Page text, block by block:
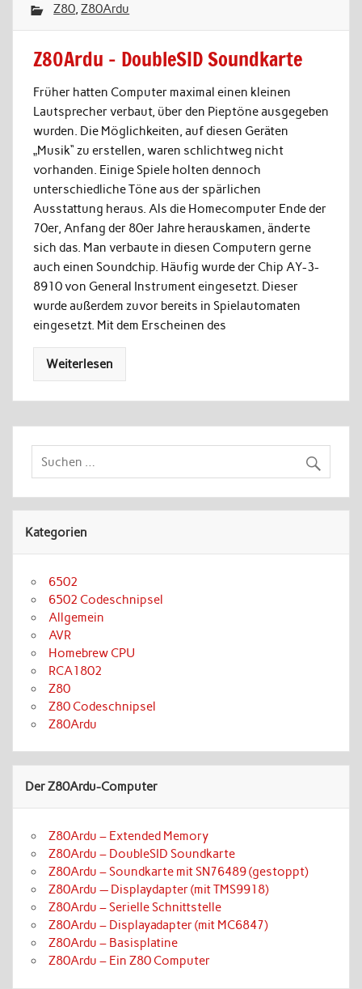
Z80,Z80Ardu
Z80Ardu – DoubleSID Soundkarte
Früher hatten Computer maximal einen kleinen
Lautsprecher verbaut, über den Pieptöne ausgegeben
wurden. Die Möglichkeiten, auf diesen Geräten
„Musik“ zu erstellen, waren schlichtweg nicht
vorhanden. Einige Spiele holten dennoch
unterschiedliche Töne aus der spärlichen
Ausstattung heraus. Als die Homecomputer Ende der
70er, Anfang der 80er Jahre herauskamen, änderte
sich das. Man verbaute in diesen Computern gerne
auch einen Soundchip. Häufig wurde der Chip AY-3-
8910 von General Instrument eingesetzt. Dieser
wurde außerdem zuvor bereits in Spielautomaten
eingesetzt. Mit dem Erscheinen des
Weiterlesen
Kategorien
6502
6502 Codeschnipsel
Allgemein
AVR
Homebrew CPU
RCA1802
Z80
Z80 Codeschnipsel
Z80Ardu
Der Z80Ardu-Computer
Z80Ardu – Extended Memory
Z80Ardu – DoubleSID Soundkarte
Z80Ardu – Soundkarte mit SN76489 (gestoppt)
Z80Ardu — Displaydapter (mit TMS9918)
Z80Ardu – Serielle Schnittstelle
Z80Ardu – Displayadapter (mit MC6847)
Z80Ardu – Basisplatine
Z80Ardu – Ein Z80 Computer